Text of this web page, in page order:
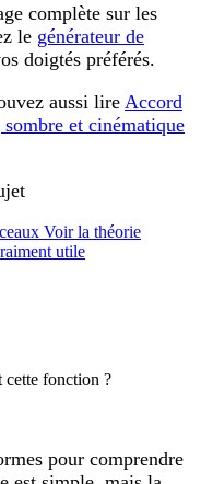
complète sur les
le générateur de
doigtés préférés.
aussi lire Accord
et cinématique
Voir la théorie
utile
cette fonction ?
pour comprendre